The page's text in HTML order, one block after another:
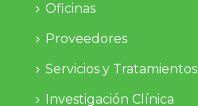
Oficinas
Proveedores
Servicios y Tratamientos
Investigación Clínica